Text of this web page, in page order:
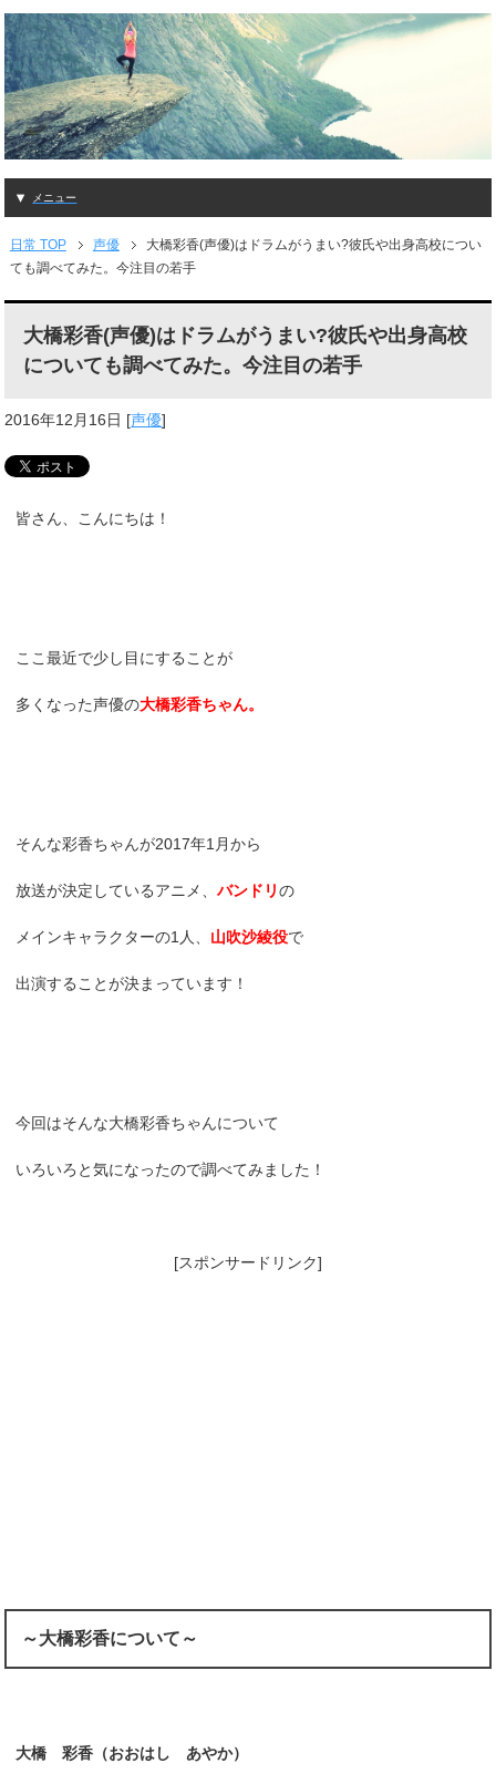
メニュー
日常 TOP 声優
大橋彩香(声優)はドラムがうまい?彼氏や出身高校につい
ても調べてみた。今注目の若手
大橋彩香(声優)はドラムがうまい?彼氏や出身高校
についても調べてみた。今注目の若手
2016年12月16日 [声優]
皆さん、こんにちは！
ここ最近で少し目にすることが
多くなった声優の大橋彩香ちゃん。
そんな彩香ちゃんが2017年1月から
放送が決定しているアニメ、バンドリの
メインキャラクターの1人、 山吹沙綾役で
出演することが決まっています！
今回はそんな大橋彩香ちゃんについて
いろいろと気になったので調べてみました！
[スポンサードリンク]
～大橋彩香について～
大橋 彩香（おおはし あやか）